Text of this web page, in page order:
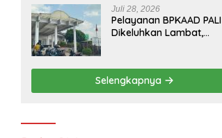
Selatan
Juli 28, 2026
Pelayanan BPKAAD PALI
Dikeluhkan Lambat,
Selengkapnya